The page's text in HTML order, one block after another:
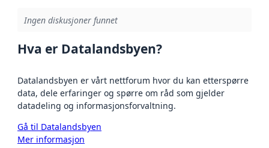
Ingen diskusjoner funnet
Hva er Datalandsbyen?
Datalandsbyen er vårt nettforum hvor du kan etterspørre
data, dele erfaringer og spørre om råd som gjelder
datadeling og informasjonsforvaltning.
Gå til Datalandsbyen
Mer informasjon